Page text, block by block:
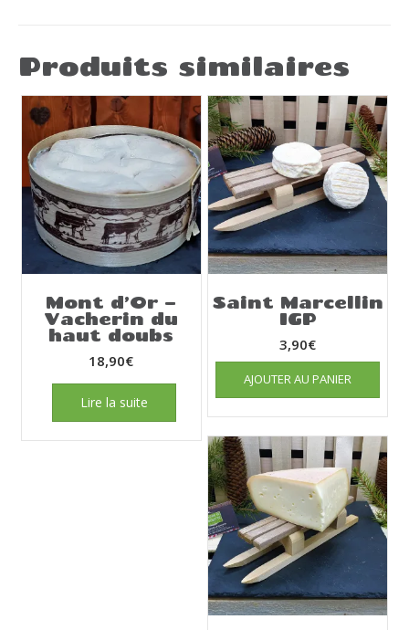
Produits similaires
Mont d’Or –
Vacherin du
haut doubs
18,90€
Lire la suite
Saint Marcellin
IGP
3,90€
AJOUTER AU PANIER